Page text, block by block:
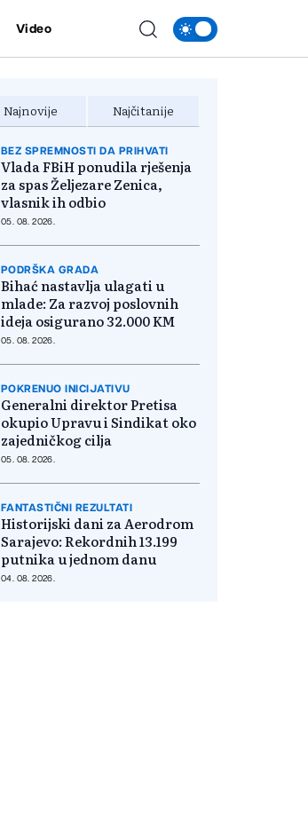
Video
Najnovije Najčitanije
BEZ SPREMNOSTI DA PRIHVATI
Vlada FBiH ponudila rješenja
za spas Željezare Zenica,
vlasnik ih odbio
05. 08. 2026.
PODRŠKA GRADA
Bihać nastavlja ulagati u
mlade: Za razvoj poslovnih
ideja osigurano 32.000 KM
05. 08. 2026.
POKRENUO INICIJATIVU
Generalni direktor Pretisa
okupio Upravu i Sindikat oko
zajedničkog cilja
05. 08. 2026.
FANTASTIČNI REZULTATI
Historijski dani za Aerodrom
Sarajevo: Rekordnih 13.199
putnika u jednom danu
04. 08. 2026.